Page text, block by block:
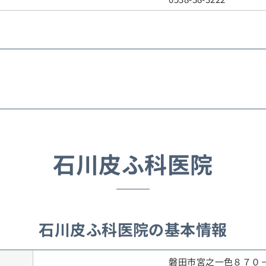
石川皮ふ科医院
石川皮ふ科医院の基本情報
磐田市宮之一色８７０